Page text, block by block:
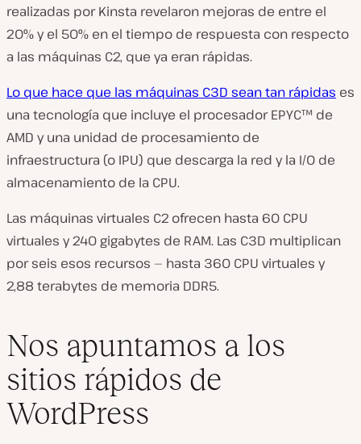
realizadas por Kinsta revelaron mejoras de entre el
20% y el 50% en el tiempo de respuesta con respecto
a las máquinas C2, que ya eran rápidas.
Lo que hace que las máquinas C3D sean tan rápidas es
una tecnología que incluye el procesador EPYC™ de
AMD y una unidad de procesamiento de
infraestructura (o IPU) que descarga la red y la I/O de
almacenamiento de la CPU.
Las máquinas virtuales C2 ofrecen hasta 60 CPU
virtuales y 240 gigabytes de RAM. Las C3D multiplican
por seis esos recursos — hasta 360 CPU virtuales y
2,88 terabytes de memoria DDR5.
Nos apuntamos a los
sitios rápidos de
WordPress